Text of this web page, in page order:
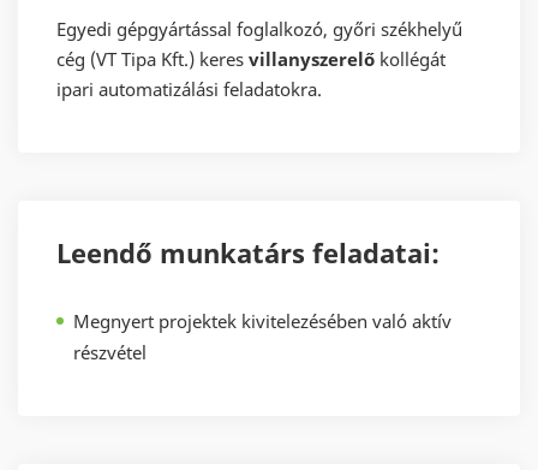
Egyedi gépgyártással foglalkozó, győri székhelyű
cég (VT Tipa Kft.) keres villanyszerelő kollégát
ipari automatizálási feladatokra.
Leendő munkatárs feladatai:
Megnyert projektek kivitelezésében való aktív
részvétel